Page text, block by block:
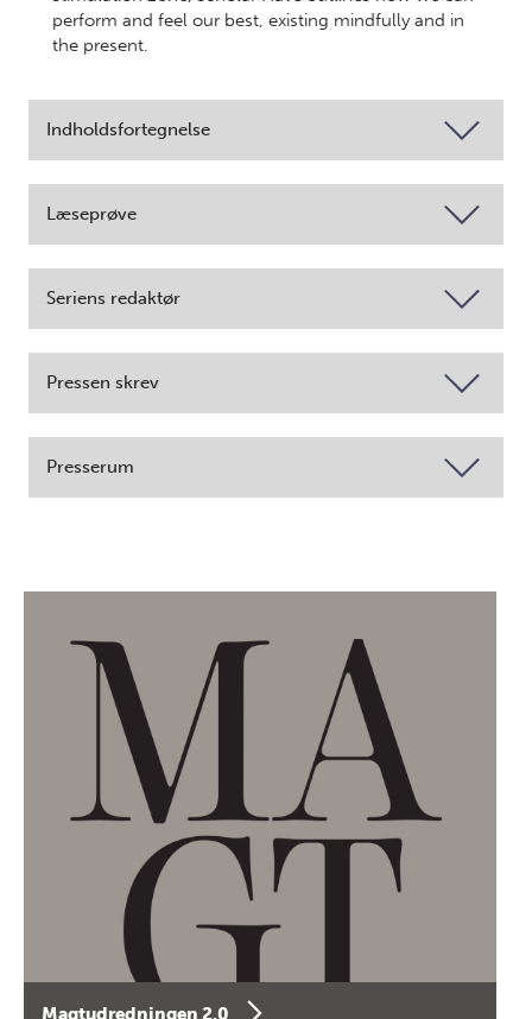
perform and feel our best, existing mindfully and in
the present.
Indholdsfortegnelse
Læseprøve
Seriens redaktør
Pressen skrev
Presserum
Magtudredningen 2.0